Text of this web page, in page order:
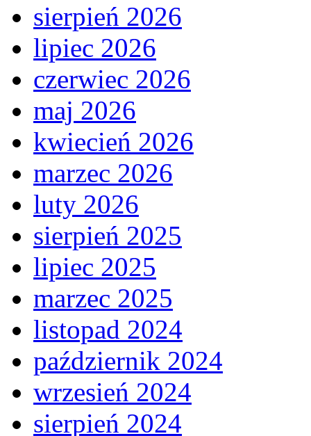
sierpień 2026
lipiec 2026
czerwiec 2026
maj 2026
kwiecień 2026
marzec 2026
luty 2026
sierpień 2025
lipiec 2025
marzec 2025
listopad 2024
październik 2024
wrzesień 2024
sierpień 2024